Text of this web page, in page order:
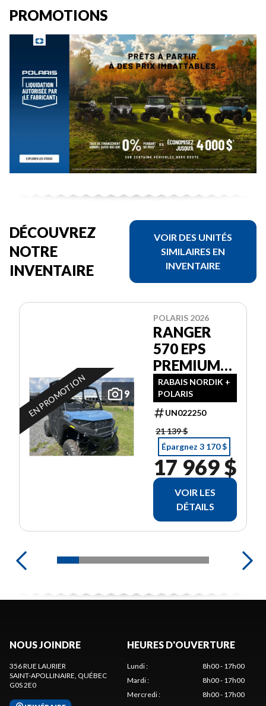
PROMOTIONS
DÉCOUVREZ
NOTRE
INVENTAIRE
VOIR DES UNITÉS
SIMILAIRES EN
INVENTAIRE
9
EN PROMOTION
POLARIS 2026
RANGER
570 EPS
PREMIUM
GARANTIE
POLARIS 2
ANS
RABAIS NORDIK +
POLARIS
UN022250
21 139 $
Épargnez 3 170 $
17 969 $
VOIR LES
DÉTAILS
NOUS JOINDRE
356 RUE LAURIER
SAINT-APOLLINAIRE, QUÉBEC
G0S 2E0
HEURES D'OUVERTURE
Lundi:
8h00 - 17h00
Mardi:
8h00 - 17h00
Mercredi:
8h00 - 17h00